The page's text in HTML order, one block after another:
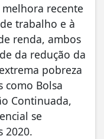
recente
trabalho e à
renda, ambos
da redução da
pobreza
como Bolsa
Continuada,
se
2020.